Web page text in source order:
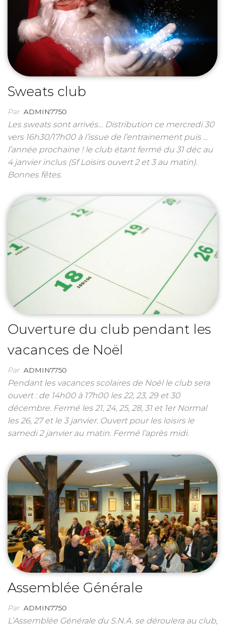
Sweats club
Par ADMIN7750
Les sweats sont arrivés… Distribution ce mercredi 30
vers 16h30/17h00 à l’issue de l’entrainement puis …
l’année prochaine ! le club étant fermé du 31 déc au
4 janvier inclus (Sf Loisirs ouvert 2 et 3 au matin).
Bonnes fêtes.
Ouverture du club pendant les
vacances de Noël
Par ADMIN7750
Pendant les vacances scolaires de Noël le club sera
ouvert : de 14h00 à 17h00 les 22, 23, 29 et 30
décembre. Fermé les 21, 24, 25, 28, 31 et 1er Normal
les 26, 27 et le 3 janvier. Ouvert pour les loisirs le
samedi 2 janvier au matin. Fermé l’après midi.
Assemblée Générale
Par ADMIN7750
L’Assemblée Générale du S.N.A. se déroulera au club,